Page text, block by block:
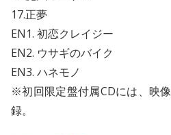
17.正夢
EN1. 初恋クレイジー
EN2. ウサギのバイク
EN3. ハネモノ
※初回限定盤付属CDには、映
録。